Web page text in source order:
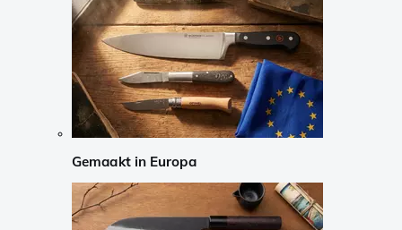
Gemaakt in Europa